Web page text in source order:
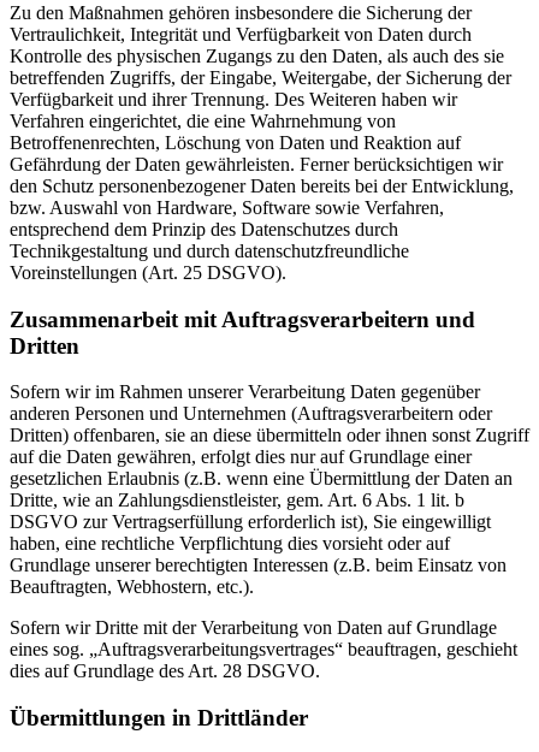
Zu den Maßnahmen gehören insbesondere die Sicherung der
Vertraulichkeit, Integrität und Verfügbarkeit von Daten durch
Kontrolle des physischen Zugangs zu den Daten, als auch des sie
betreffenden Zugriffs, der Eingabe, Weitergabe, der Sicherung der
Verfügbarkeit und ihrer Trennung. Des Weiteren haben wir
Verfahren eingerichtet, die eine Wahrnehmung von
Betroffenenrechten, Löschung von Daten und Reaktion auf
Gefährdung der Daten gewährleisten. Ferner berücksichtigen wir
den Schutz personenbezogener Daten bereits bei der Entwicklung,
bzw. Auswahl von Hardware, Software sowie Verfahren,
entsprechend dem Prinzip des Datenschutzes durch
Technikgestaltung und durch datenschutzfreundliche
Voreinstellungen (Art. 25 DSGVO).
Zusammenarbeit mit Auftragsverarbeitern und
Dritten
Sofern wir im Rahmen unserer Verarbeitung Daten gegenüber
anderen Personen und Unternehmen (Auftragsverarbeitern oder
Dritten) offenbaren, sie an diese übermitteln oder ihnen sonst Zugriff
auf die Daten gewähren, erfolgt dies nur auf Grundlage einer
gesetzlichen Erlaubnis (z.B. wenn eine Übermittlung der Daten an
Dritte, wie an Zahlungsdienstleister, gem. Art. 6 Abs. 1 lit. b
DSGVO zur Vertragserfüllung erforderlich ist), Sie eingewilligt
haben, eine rechtliche Verpflichtung dies vorsieht oder auf
Grundlage unserer berechtigten Interessen (z.B. beim Einsatz von
Beauftragten, Webhostern, etc.).
Sofern wir Dritte mit der Verarbeitung von Daten auf Grundlage
eines sog. „Auftragsverarbeitungsvertrages“ beauftragen, geschieht
dies auf Grundlage des Art. 28 DSGVO.
Übermittlungen in Drittländer